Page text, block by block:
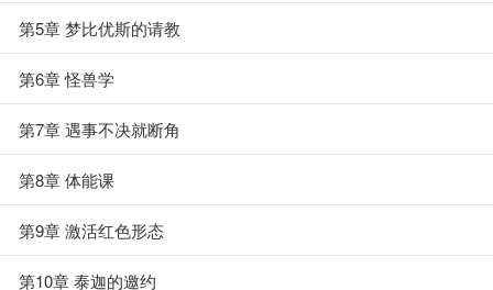
第5章 梦比优斯的请教
第6章 怪兽学
第7章 遇事不决就断角
第8章 体能课
第9章 激活红色形态
第10章 泰迦的邀约